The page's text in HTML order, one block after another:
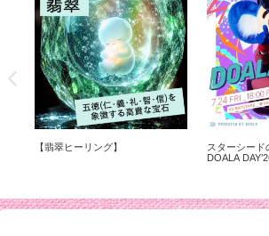
【翡翠ヒーリング】
スターシー
DOALA